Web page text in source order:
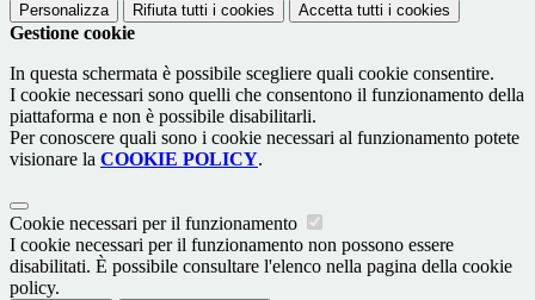
Personalizza Rifiuta tutti i cookies Accetta tutti i cookies
Gestione cookie
In questa schermata è possibile scegliere quali cookie consentire.
I cookie necessari sono quelli che consentono il funzionamento della
piattaforma e non è possibile disabilitarli.
Per conoscere quali sono i cookie necessari al funzionamento potete
visionare la COOKIE POLICY.
Cookie necessari per il funzionamento
I cookie necessari per il funzionamento non possono essere
disabilitati. È possibile consultare l'elenco nella pagina della cookie
policy.